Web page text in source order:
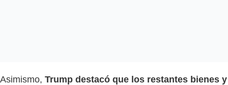
Asimismo, Trump destacó que los restantes bienes y